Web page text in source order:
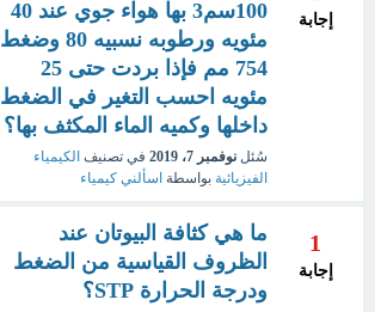
إجابة
100سم3 بها هواء جوي عند 40
مئويه ورطوبه نسبيه 80 وضغط
754 مم فإذا بردت حتى 25
مئويه احسب التغير في الضغط
داخلها وكميه الماء المكثف بها؟
سُئل نوفمبر 7، 2019 في تصنيف الكيمياء
الفيزيائية بواسطة اسألني كيمياء
1
إجابة
ما هي كثافة البيوتان عند
الظروف القياسية من الضغط
ودرجة الحرارة STP؟